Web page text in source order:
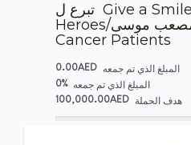
تبرع ل Give a Smile to Cancer
Heroes/مصعب موسى/Friends of
Cancer Patients
المبلغ الذي تم جمعه 0.00AED
المبلغ الذي تم جمعه 0%
هدف الحملة 100,000.00AED